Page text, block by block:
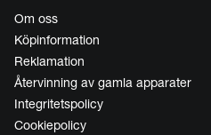
Om oss
Köpinformation
Reklamation
Återvinning av gamla apparater
Integritetspolicy
Cookiepolicy